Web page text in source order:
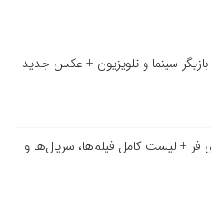
بازیگر سینما و تلویزیون + عکس جدید
فر + لیست کامل فیلم‌ها، سریال‌ها و